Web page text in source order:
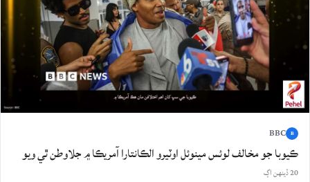
B
BBC
ڪيوبا جو مخالف لوئس مينوئل اوٽيرو الڪانتارا آمريڪا ۾ جلاوطن ٿي ويو
20 ڏينهن اڳ